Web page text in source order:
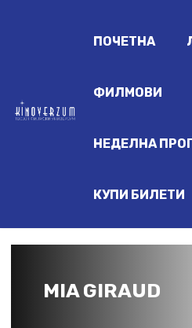
ПОЧЕТНА
ФИЛМОВИ
НЕДЕЛНА
КУПИ БИЛЕТИ
MIA GIRAUD